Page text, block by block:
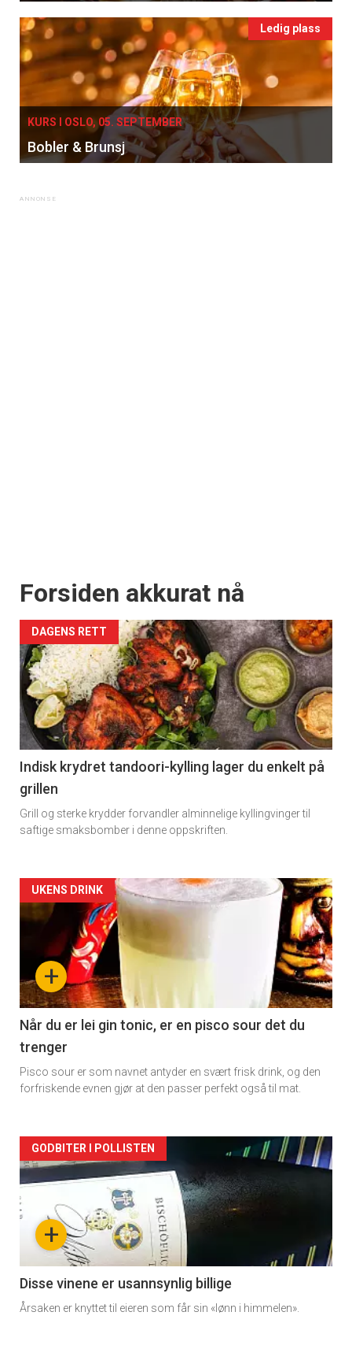
Ledig plass
KURS I OSLO, 05. SEPTEMBER
Bobler & Brunsj
Forsiden akkurat nå
DAGENS RETT
Indisk krydret tandoori-kylling lager du enkelt på
grillen
Grill og sterke krydder forvandler alminnelige kyllingvinger til
saftige smaksbomber i denne oppskriften.
Forsiden
akkurat
nå
-
2
+
UKENS DRINK
Når du er lei gin tonic, er en pisco sour det du
trenger
Pisco sour er som navnet antyder en svært frisk drink, og den
forfriskende evnen gjør at den passer perfekt også til mat.
Forsiden
akkurat
nå
3
+
GODBITER I POLLISTEN
Disse vinene er usannsynlig billige
Årsaken er knyttet til eieren som får sin «lønn i himmelen».